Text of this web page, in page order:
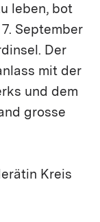
leben, bot
September
Der
mit der
und dem
grosse
Kreis